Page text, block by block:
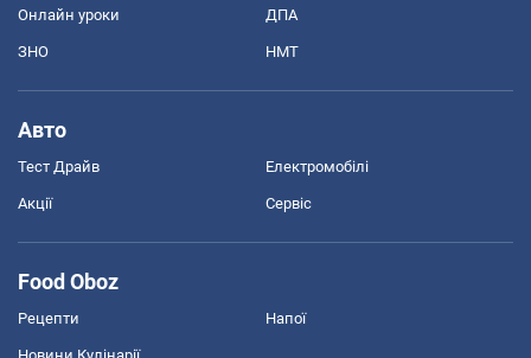
Онлайн уроки ДПА
ЗНО НМТ
Авто
Тест Драйв Електромобілі
Акції Сервіс
Food Oboz
Рецепти Напої